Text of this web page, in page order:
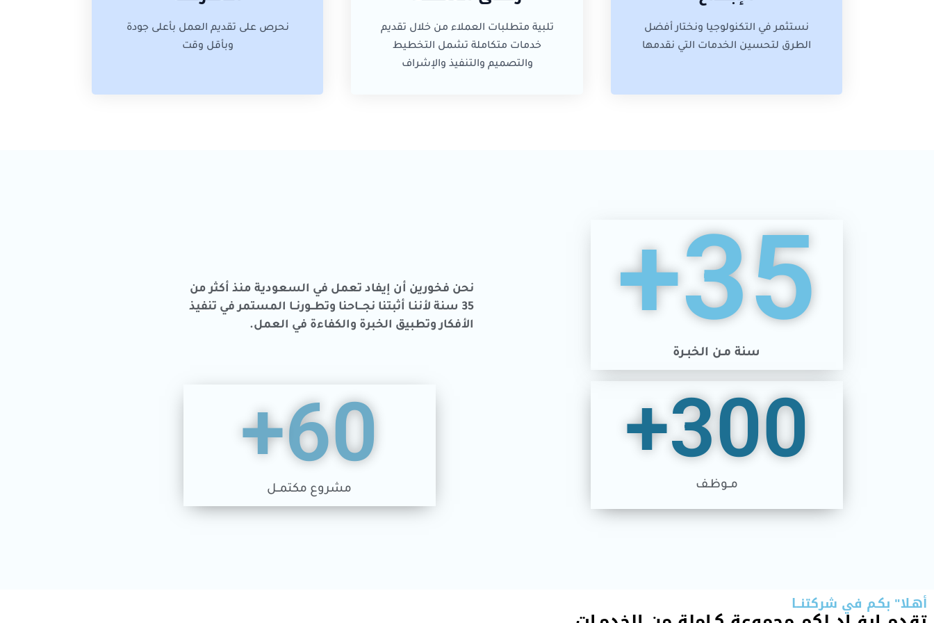
نستثمر في التكنولوجيا ونختار أفضل
الطرق لتحسين الخدمات التي نقدمها
تلبية متطلبات العملاء من خلال تقديم
خدمات متكاملة تشمل التخطيط
والتصميم والتنفيذ والإشراف
نحرص على تقديم العمل بأعلى جودة
وبأقل وقت
سنة مـن الخبـرة
35
+
نحن فخورين أن إيفاد تعمل في السعودية منذ أكثر من
35 سنة لأننـا أثبتنا نجـــاحنا وتطــورنــا المستمر في تنفيذ
الأفكار وتطبيق الخبرة والكفاءة في العمل.
مــوظـف
300
+
مشروع مكتمــل
60
+
أهـلا" بكـم في شركتنــا